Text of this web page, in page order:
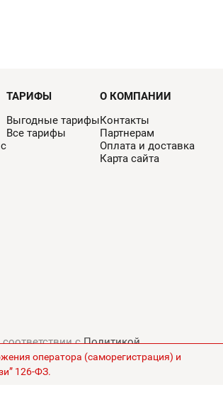
ТАРИФЫ
Выгодные тарифы
Все тарифы
О КОМПАНИИ
Контакты
Партнерам
Оплата и доставка
Карта сайта
сПолитикой
без НДС.
оператора (саморегистрация) и
126-ФЗ.